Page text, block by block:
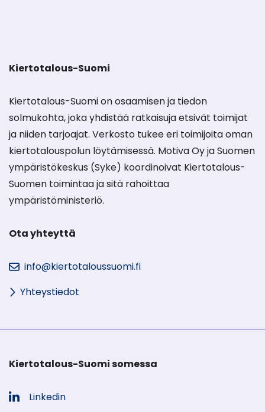
Kiertotalous-Suomi
Kiertotalous-Suomi on osaamisen ja tiedon
solmukohta, joka yhdistää ratkaisuja etsivät toimijat
ja niiden tarjoajat. Verkosto tukee eri toimijoita oman
kiertotalouspolun löytämisessä. Motiva Oy ja Suomen
ympäristökeskus (Syke) koordinoivat Kiertotalous-
Suomen toimintaa ja sitä rahoittaa
ympäristöministeriö.
Ota yhteyttä
info@kiertotaloussuomi.fi
Yhteystiedot
Kiertotalous-Suomi somessa
Sosiaalinen
Linkedin